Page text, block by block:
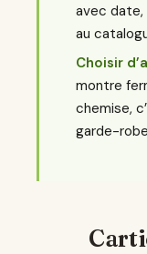
avec date,
au
Choisir
montre
chemise,
garde-